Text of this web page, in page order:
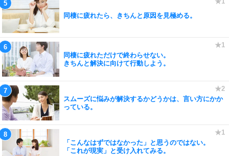
同棲に疲れたら、きちんと原因を見極める。
同棲に疲れただけで終わらせない。
きちんと解決に向けて行動しよう。
スムーズに悩みが解決するかどうかは、言い方にかか
っている。
「こんなはずではなかった」と思うのではない。
「これが現実」と受け入れてみる。